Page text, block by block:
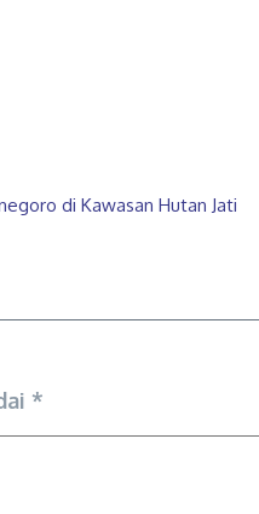
di Kawasan Hutan Jati
*